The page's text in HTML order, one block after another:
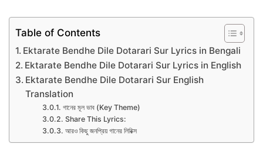
Table of Contents
Ektarate Bendhe Dile Dotarari Sur Lyrics in Bengali
Ektarate Bendhe Dile Dotarari Sur Lyrics in English
Ektarate Bendhe Dile Dotarari Sur English
Translation
গানের মূল ভাব (Key Theme)
Share This Lyrics:
আরও কিছু জনপ্রিয় গানের লিরিক্স